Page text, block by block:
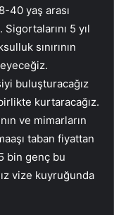
40 yaş arası
5 yıl
sınırının
buluşturacağız
kurtaracağız.
ve mimarların
taban fiyattan
bin genç bu
vize kuyruğunda